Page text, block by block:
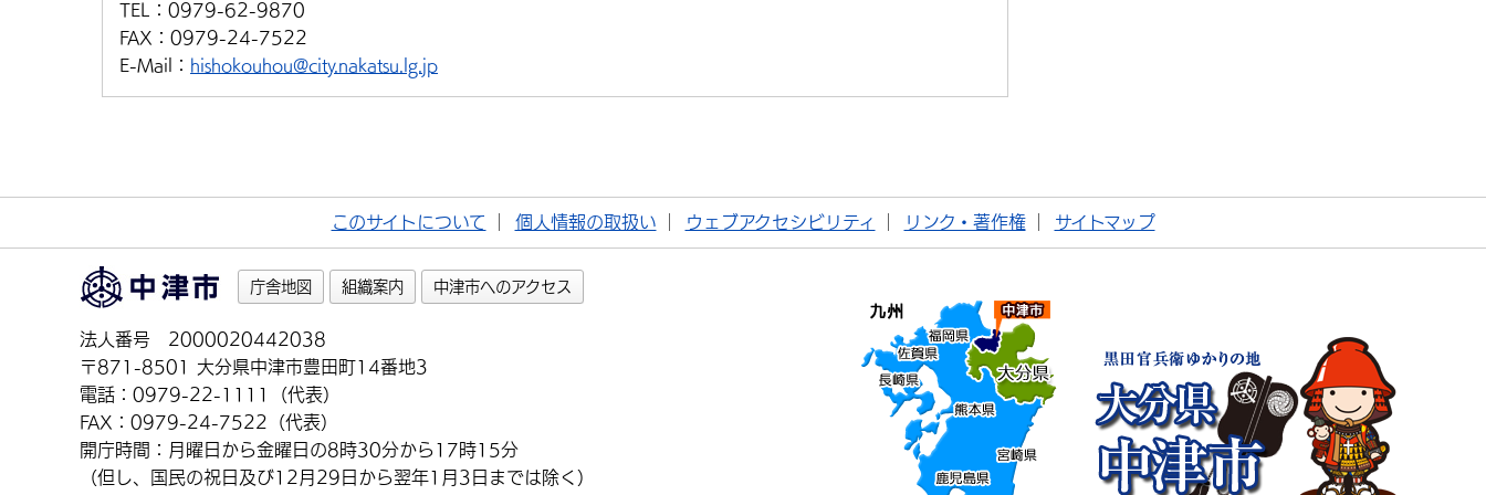
TEL： 0979-62-9870
FAX： 0979-24-7522
E-Mail： hishokouhou@city.nakatsu.lg.jp
このサイトについて 個人情報の取扱い ウェブアクセシビリティ リンク・著作権 サイトマップ
庁舎地図 組織案内 中津市へのアクセス
法人番号 2000020442038
〒871-8501 大分県中津市豊田町14番地3
電話：0979-22-1111（代表）
FAX：0979-24-7522（代表）
開庁時間：月曜日から金曜日の8時30分から17時15分
（但し、国民の祝日及び12月29日から翌年1月3日までは除く）